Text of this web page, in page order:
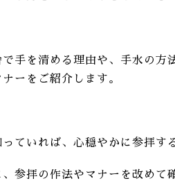
手を清める理由や、手水の方
ーをご紹介します。
ていれば、心穏やかに参拝す
参拝の作法やマナーを改めて